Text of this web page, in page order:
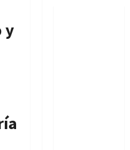
y